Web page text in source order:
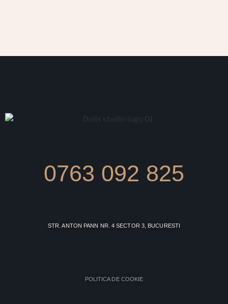
0763 092 825
STR. ANTON PANN NR. 4 SECTOR 3, BUCURESTI
POLITICA DE COOKIE